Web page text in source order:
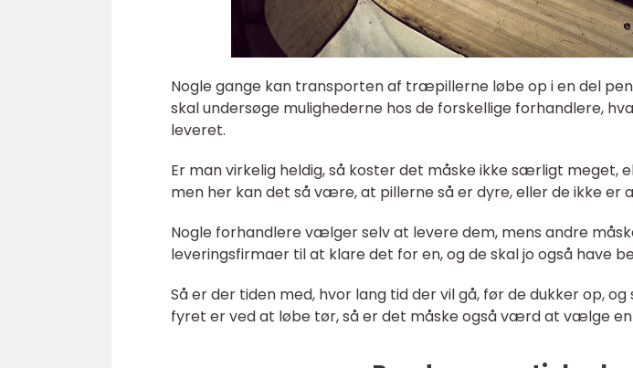
Nogle gange kan transporten af træpillerne løbe op i en del
skal undersøge mulighederne hos de forskellige forhandlere,
leveret.
Er man virkelig heldig, så koster det måske ikke særligt meget,
men her kan det så være, at pillerne så er dyre, eller de ikke er
Nogle forhandlere vælger selv at levere dem, mens andre
leveringsfirmaer til at klare det for en, og de skal jo også have
Så er der tiden med, hvor lang tid der vil gå, før de dukker op,
fyret er ved at løbe tør, så er det måske også værd at vælge